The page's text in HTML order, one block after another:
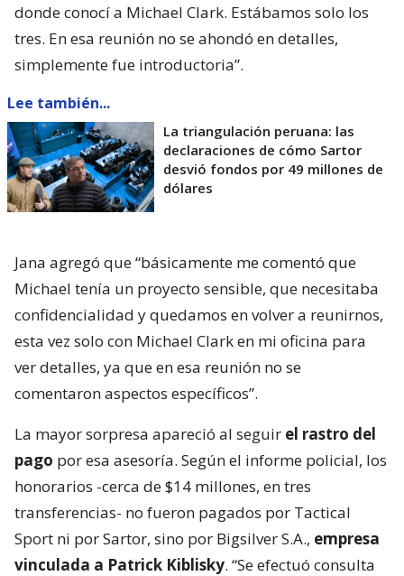
donde conocí a Michael Clark. Estábamos solo los
tres. En esa reunión no se ahondó en detalles,
simplemente fue introductoria”.
Lee también...
La triangulación peruana: las
declaraciones de cómo Sartor
desvió fondos por 49 millones de
dólares
Jana agregó que “básicamente me comentó que
Michael tenía un proyecto sensible, que necesitaba
confidencialidad y quedamos en volver a reunirnos,
esta vez solo con Michael Clark en mi oficina para
ver detalles, ya que en esa reunión no se
comentaron aspectos específicos”.
La mayor sorpresa apareció al seguir el rastro del
pago por esa asesoría. Según el informe policial, los
honorarios -cerca de $14 millones, en tres
transferencias- no fueron pagados por Tactical
Sport ni por Sartor, sino por Bigsilver S.A., empresa
vinculada a Patrick Kiblisky. “Se efectuó consulta